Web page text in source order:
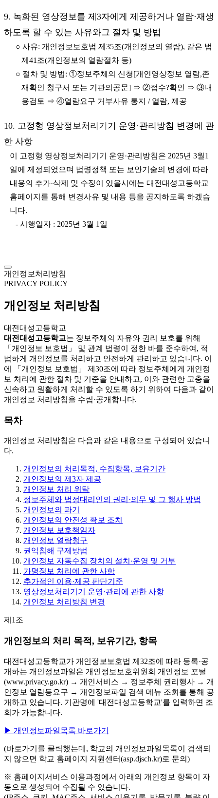
9. 녹화된 영상정보를 제3자에게 제공하거나 열람·재생
하도록 할 수 있는 사유와그 절차 및 방법
○ 사유: 개인정보보호법 제35조(개인정보의 열람), 같은 법
제41조(개인정보의 열람절차 등)
○ 절차 및 방법: ①정보주체의 신청[개인영상정보 열람,존
재확인 청구서 또는 기관의공문] ⇒ ②접수?확인 ⇒ ③내
용검토 ⇒ ④열람요구 거부사유 통지 / 열람, 제공
10. 고정형 영상정보처리기기 운영·관리방침 변경에 관
한 사항
이 고정형 영상정보처리기기 운영·관리방침은 2025년 3월1
일에 제정되었으며 법령정책 또는 보안기술의 변경에 따라
내용의 추가·삭제 및 수정이 있을시에는 대전대성고등학교
홈페이지를 통해 변경사유 및 내용 등을 공지하도록 하겠습
니다.
- 시행일자 : 2025년 3월 1일
개인정보처리방침
PRIVACY POLICY
개인정보 처리방침
대전대성고등학교
대전대성고등학교는 정보주체의 자유와 권리 보호를 위해
「개인정보 보호법」 및 관계 법령이 정한 바를 준수하여, 적
법하게 개인정보를 처리하고 안전하게 관리하고 있습니다. 이
에 「개인정보 보호법」 제30조에 따라 정보주체에게 개인정
보 처리에 관한 절차 및 기준을 안내하고, 이와 관련한 고충을
신속하고 원활하게 처리할 수 있도록 하기 위하여 다음과 같이
개인정보 처리방침을 수립·공개합니다.
목차
개인정보 처리방침은 다음과 같은 내용으로 구성되어 있습니
다.
개인정보의 처리목적, 수집항목, 보유기간
개인정보의 제3자 제공
개인정보 처리 위탁
정보주체와 법정대리인의 권리·의무 및 그 행사 방법
개인정보의 파기
개인정보의 안전성 확보 조치
개인정보 보호책임자
개인정보 열람청구
권익침해 구제방법
개인정보 자동수집 장치의 설치·운영 및 거부
가명정보 처리에 관한 사항
추가적인 이용·제공 판단기준
영상정보처리기기 운영·관리에 관한 사항
개인정보 처리방침 변경
제1조
개인정보의 처리 목적, 보유기간, 항목
대전대성고등학교가 개인정보보호법 제32조에 따라 등록·공
개하는 개인정보파일은 개인정보보호위원회 개인정보 포털
(www.privacy.go.kr) → 개인서비스 → 정보주체 권리행사 → 개
인정보 열람등요구 → 개인정보파일 검색 메뉴 조회를 통해 공
개하고 있습니다. 기관명에 '대전대성고등학교'를 입력하면 조
회가 가능합니다.
▶ 개인정보파일목록 바로가기
(바로가기를 클릭했는데, 학교의 개인정보파일목록이 검색되
지 않으면 학교 홈페이지 지원센터(asp.djsch.kr)로 문의)
※ 홈페이지서비스 이용과정에서 아래의 개인정보 항목이 자
동으로 생성되어 수집될 수 있습니다.